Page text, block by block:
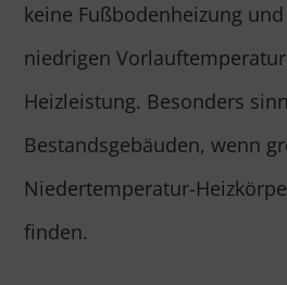
keine Fußbodenheizung
niedrigen
Heizleistung. Besonders
Bestandsgebäuden, wenn
Niedertemperatur-
finden.